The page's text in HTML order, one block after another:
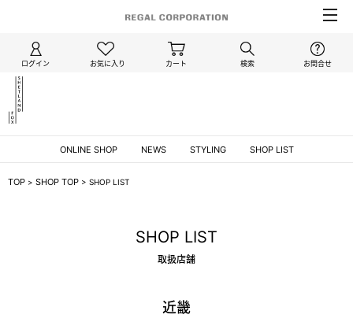
ログイン お気に入り カート 検索 お問合せ
ONLINE SHOP NEWS STYLING SHOP LIST
TOP > SHOP TOP > SHOP LIST
SHOP LIST
取扱店舗
近畿